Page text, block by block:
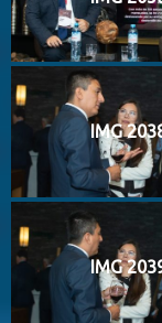
IMG
IMG